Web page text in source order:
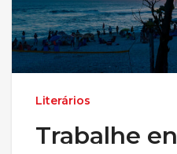
Literários
Trabalhe